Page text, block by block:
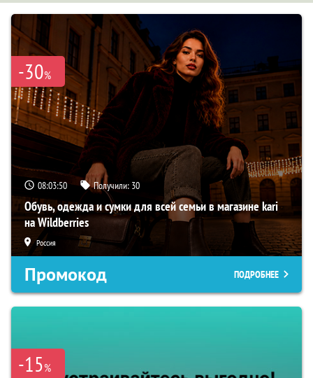
-30%
08:03:49 Получили: 30
Обувь, одежда и сумки для всей семьи в магазине kari
на Wildberries
Россия
Промокод ПОДРОБНЕЕ
-15%